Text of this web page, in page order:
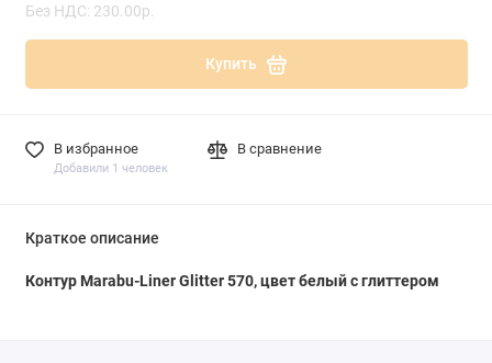
Без НДС: 230.00р.
Купить
В избранное
Добавили 1 человек
В сравнение
Краткое описание
Контур Marabu-Liner Glitter 570, цвет белый с глиттером